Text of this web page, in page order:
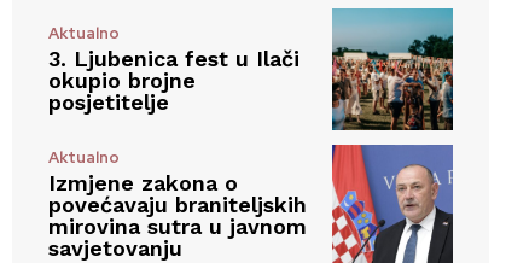
Aktualno
3. Ljubenica fest u Ilači
okupio brojne
posjetitelje
Aktualno
Izmjene zakona o
povećavaju braniteljskih
mirovina sutra u javnom
savjetovanju